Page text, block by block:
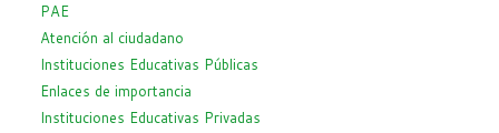
PAE
Atención al ciudadano
Instituciones Educativas Públicas
Enlaces de importancia
Instituciones Educativas Privadas